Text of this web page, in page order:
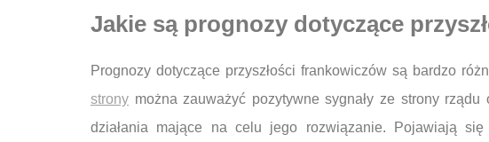
Jakie są prognozy dotyczące
Prognozy dotyczące przyszłości frankowiczów są bardzo
strony można zauważyć pozytywne sygnały ze strony
działania mające na celu jego rozwiązanie. Pojawiają